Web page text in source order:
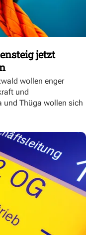
jetzt
wollen enger
und
und Thüga wollen sich